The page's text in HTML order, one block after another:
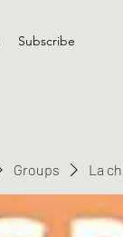
Subscribe
Groups La